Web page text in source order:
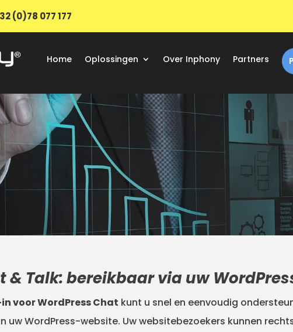
(0)78 077 177
Home Oplossingen Over Inphony Partners
& Talk: bereikbaar via uw
voor WordPress Chat kunt u snel en eenvoudig
uw WordPress-website. Uw websitebezoekers kunnen